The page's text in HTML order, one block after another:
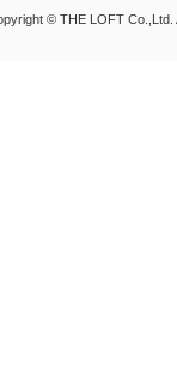
© THE LOFT Co.,Ltd.